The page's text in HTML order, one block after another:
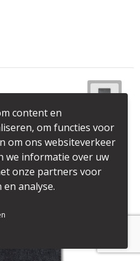
content en
om functies voor
om ons websiteverkeer
we informatie over uw
onze partners voor
analyse.